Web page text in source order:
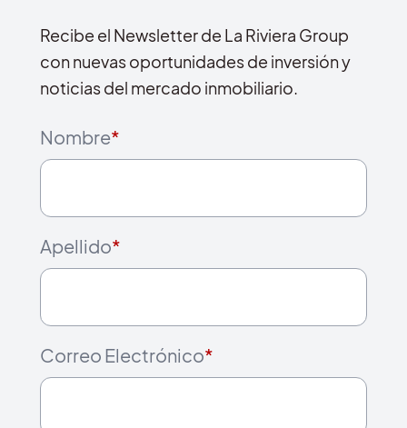
Recibe el Newsletter de La Riviera Group
con nuevas oportunidades de inversión y
noticias del mercado inmobiliario.
Nombre*
Apellido*
Correo Electrónico*